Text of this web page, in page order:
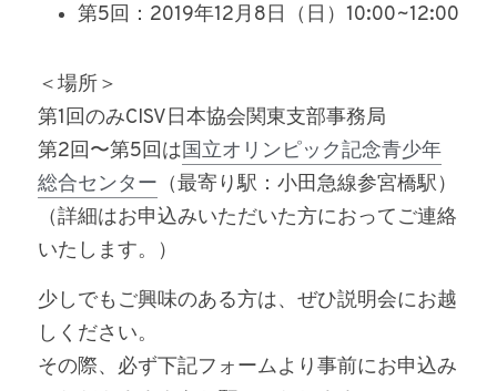
第5回：2019年12月8日（日）10:00~12:00
＜場所＞
第1回のみCISV日本協会関東支部事務局
第2回〜第5回は国立オリンピック記念青少年
総合センター （最寄り駅：小田急線参宮橋駅）
（詳細はお申込みいただいた方におってご連絡
いたします。）
少しでもご興味のある方は、ぜひ説明会にお越
しください。
その際、必ず下記フォームより事前にお申込み